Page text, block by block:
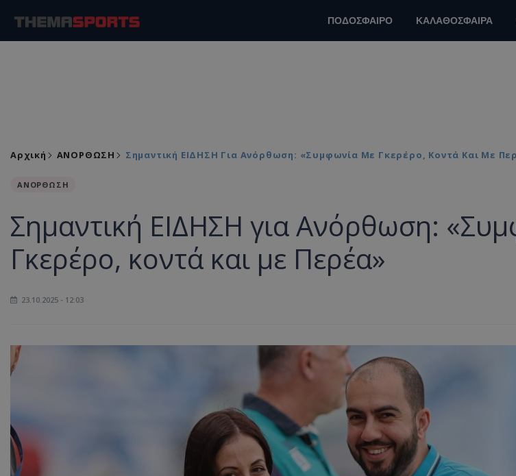
ΠΟΔΟΣΦΑΙΡΟ ΚΑΛΑΘΟΣΦΑΙΡΑ
Αρχική ΑΝΟΡΘΩΣΗ Σημαντική ΕΙΔΗΣΗ Για Ανόρθωση: «Συμφωνία Με Γκερέρο, Κοντά Και Με
ΑΝΟΡΘΩΣΗ
Σημαντική ΕΙΔΗΣΗ για Ανόρθωση:
Γκερέρο, κοντά και με Περέα»
23.10.2025 - 12:03